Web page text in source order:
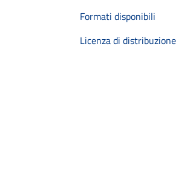
Formati disponibili
Licenza di distribuzione